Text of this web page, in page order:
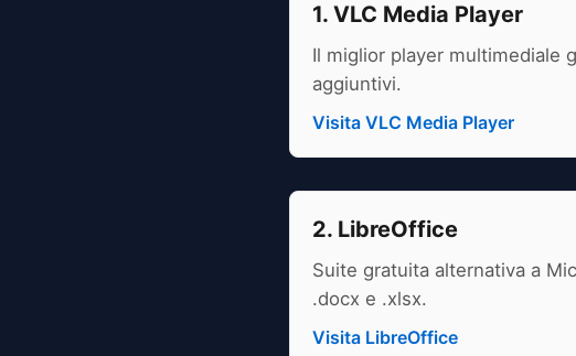
1. VLC Media Player
Il miglior player multimediale
aggiuntivi.
Visita VLC Media Player
2. LibreOffice
Suite gratuita alternativa a
.docx e .xlsx.
Visita LibreOffice